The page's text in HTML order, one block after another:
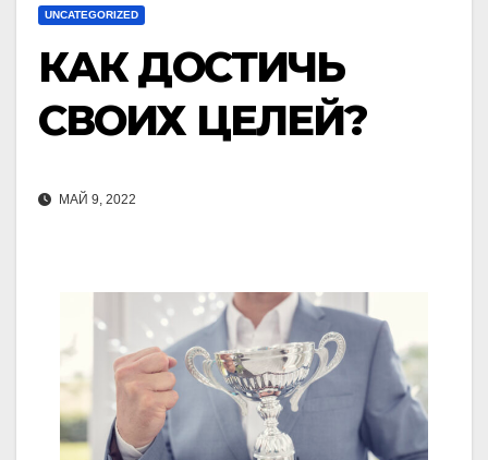
UNCATEGORIZED
КАК ДОСТИЧЬ
СВОИХ ЦЕЛЕЙ?
МАЙ 9, 2022